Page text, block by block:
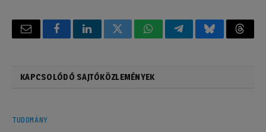
Email FacebookLinkedInTwitterWhatsAppTelegramBluesky
KAPCSOLÓDÓ SAJTÓKÖZLEMÉNYEK
TUDOMÁNY